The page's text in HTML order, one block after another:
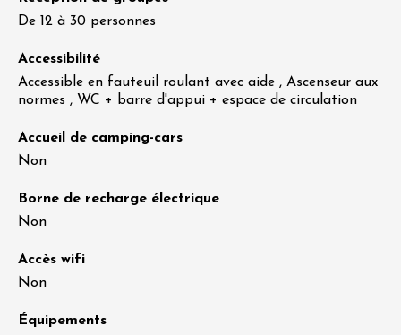
De 12 à 30 personnes
Accessibilité
Accessible en fauteuil roulant avec aide , Ascenseur aux
normes , WC + barre d'appui + espace de circulation
Accueil de camping-cars
Non
Borne de recharge électrique
Non
Accès wifi
Non
Équipements